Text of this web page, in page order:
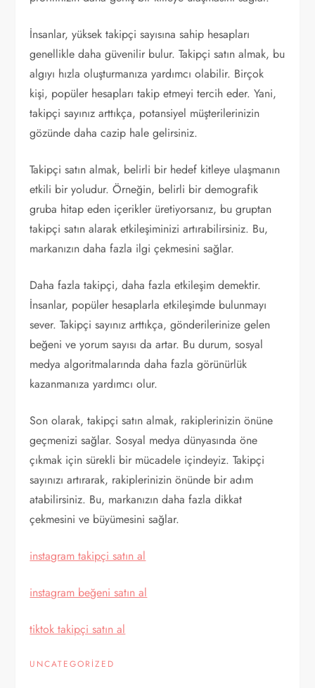
İnsanlar, yüksek takipçi sayısına sahip hesapları
genellikle daha güvenilir bulur. Takipçi satın almak, bu
algıyı hızla oluşturmanıza yardımcı olabilir. Birçok
kişi, popüler hesapları takip etmeyi tercih eder. Yani,
takipçi sayınız arttıkça, potansiyel müşterilerinizin
gözünde daha cazip hale gelirsiniz.
Takipçi satın almak, belirli bir hedef kitleye ulaşmanın
etkili bir yoludur. Örneğin, belirli bir demografik
gruba hitap eden içerikler üretiyorsanız, bu gruptan
takipçi satın alarak etkileşiminizi artırabilirsiniz. Bu,
markanızın daha fazla ilgi çekmesini sağlar.
Daha fazla takipçi, daha fazla etkileşim demektir.
İnsanlar, popüler hesaplarla etkileşimde bulunmayı
sever. Takipçi sayınız arttıkça, gönderilerinize gelen
beğeni ve yorum sayısı da artar. Bu durum, sosyal
medya algoritmalarında daha fazla görünürlük
kazanmanıza yardımcı olur.
Son olarak, takipçi satın almak, rakiplerinizin önüne
geçmenizi sağlar. Sosyal medya dünyasında öne
çıkmak için sürekli bir mücadele içindeyiz. Takipçi
sayınızı artırarak, rakiplerinizin önünde bir adım
atabilirsiniz. Bu, markanızın daha fazla dikkat
çekmesini ve büyümesini sağlar.
instagram takipçi satın al
instagram beğeni satın al
tiktok takipçi satın al
UNCATEGORIZED